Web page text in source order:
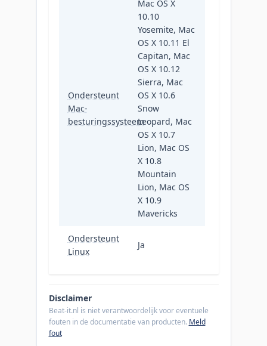
Ondersteunt
Mac-
besturingssysteem
Mac OS X
10.10
Yosemite, Mac
OS X 10.11 El
Capitan, Mac
OS X 10.12
Sierra, Mac
OS X 10.6
Snow
Leopard, Mac
OS X 10.7
Lion, Mac OS
X 10.8
Mountain
Lion, Mac OS
X 10.9
Mavericks
Ondersteunt
Linux
Ja
Disclaimer
Beat-it.nl is niet verantwoordelijk voor eventuele
fouten in de documentatie van producten. Meld
fout